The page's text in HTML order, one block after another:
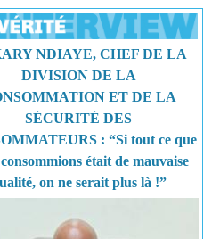
NDIAYE, CHEF DE LA
DIVISION DE LA
ET DE LA
SÉCURITÉ DES
: “Si tout ce que
était de mauvaise
on ne serait plus là !”